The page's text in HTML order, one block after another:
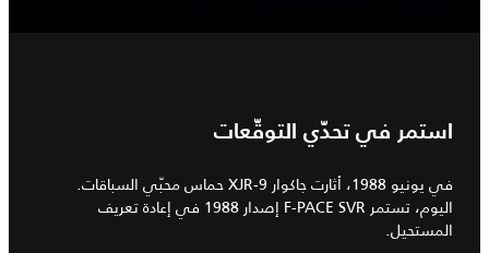
استمر في تحدّي التوقّعات
في يونيو 1988، أثارت جاكوار XJR-9 حماس محبّي السباقات.
اليوم، تستمر F-PACE SVR إصدار 1988 في إعادة تعريف
المستحيل.